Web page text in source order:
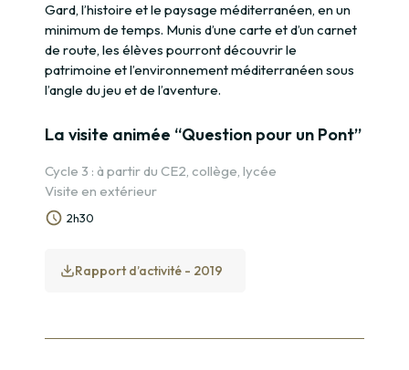
Gard, l’histoire et le paysage méditerranéen, en un
minimum de temps. Munis d’une carte et d’un carnet
de route, les élèves pourront découvrir le
patrimoine et l’environnement méditerranéen sous
l’angle du jeu et de l’aventure.
La visite animée “Question pour un Pont”
Cycle 3 : à partir du CE2, collège, lycée
Visite en extérieur
2h30
Rapport d’activité - 2019